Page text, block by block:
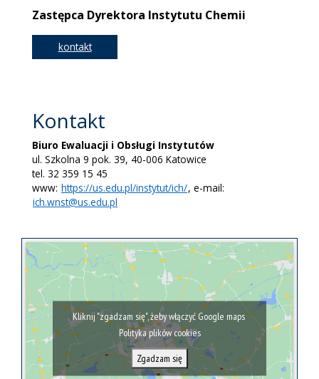
Zastępca Dyrektora Instytutu Chemii
kontakt
Kontakt
Biuro Ewaluacji i Obsługi Instytutów
ul. Szkolna 9 pok. 39, 40-006 Katowice
tel. 32 359 15 45
www: https://us.edu.pl/instytut/ich/, e-mail:
ich.wnst@us.edu.pl
Kliknij "zgadzam się", żeby włączyć Google maps
Polityka plików cookies
Zgadzam się